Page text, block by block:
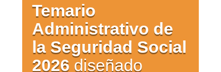
Temario
Administrativo de
la Seguridad Social
2026 diseñado